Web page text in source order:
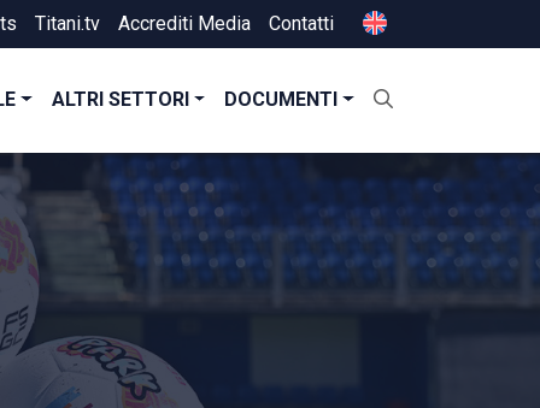
Titani.tv Accrediti Media Contatti
ALTRI SETTORI DOCUMENTI